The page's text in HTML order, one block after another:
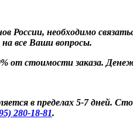
России, необходимо
все Ваши вопросы.
от стоимости заказа.
в пределах 5-7 дней.
280-18-81.